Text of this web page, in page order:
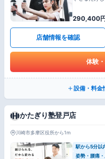
290,400
店舗情報を確認
体験
設備・料金
かたぎり塾登戸店
川崎市多摩区役所から1m
駅から5分以
姿勢・腰痛